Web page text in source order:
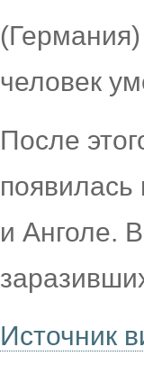
человек
После
и Анголе.
Источник